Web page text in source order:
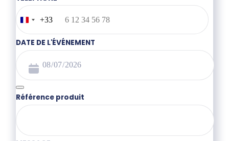
France+33
DATE DE L'ÉVÉNEMENT
Référence produit